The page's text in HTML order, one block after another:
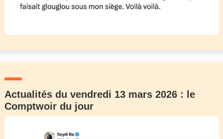
Actualités du vendredi 13 mars 2026 : le
Comptwoir du jour